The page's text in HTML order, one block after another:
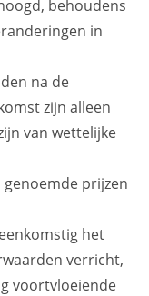
behoudens
in
na de
zijn alleen
van wettelijke
prijzen
het
verricht,
voortvloeiende